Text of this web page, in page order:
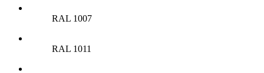
RAL 1007
RAL 1011